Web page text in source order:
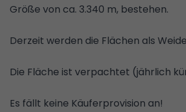
Größe von ca. 3.340 m, bestehen.
Derzeit werden die Flächen als
Die Fläche ist verpachtet (jährlich
Es fällt keine Käuferprovision an!